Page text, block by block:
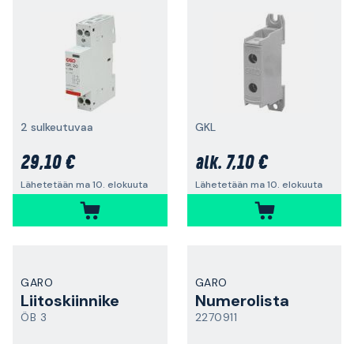
2 sulkeutuvaa
29,10 €
Lähetetään ma 10. elokuuta
GKL
alk. 7,10 €
Lähetetään ma 10. elokuuta
GARO
Liitoskiinnike
ÖB 3
GARO
Numerolista
2270911